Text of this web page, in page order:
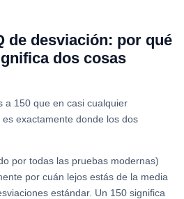
de desviación: por qué
dos cosas
a 150 que en casi cualquier
exactamente donde los dos
por todas las pruebas modernas)
por cuán lejos estás de la media
estándar. Un 150 significa